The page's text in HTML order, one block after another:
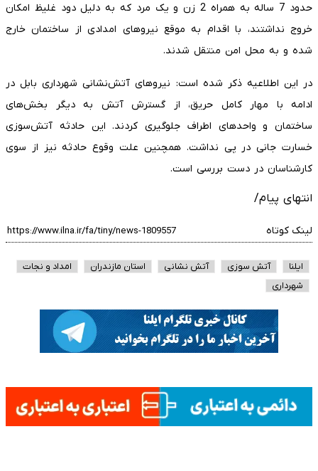
حدود 7 ساله به همراه 2 زن و یک مرد که به دلیل دود غلیظ امکان
خروج نداشتند، با اقدام به موقع نیروهای امدادی از ساختمان خارج
شده و به محل امن منتقل شدند.
در این اطلاعیه ذکر شده است: نیروهای آتش‌نشانی شهرداری بابل در
ادامه با مهار کامل حریق، از گسترش آتش به دیگر بخش‌های
ساختمان و واحدهای اطراف جلوگیری کردند. این حادثه آتش‌سوزی
خسارت جانی در پی نداشت. همچنین علت وقوع حادثه نیز از سوی
کارشناسان در دست بررسی است.
انتهای پیام/
لینک کوتاه
ایلنا آتش سوزی آتش نشانی استان مازندران
امداد و نجات
شهرداری